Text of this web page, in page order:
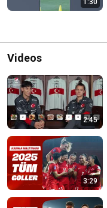
1:30
Videos
2:45
3:29